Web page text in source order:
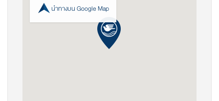
นำทางบน Google Map